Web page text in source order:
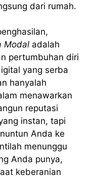
dari rumah.
Modal adalah
pertumbuhan diri
yang serba
hanyalah
menawarkan
reputasi
instan, tapi
Anda ke
menunggu
Anda punya,
keberanian